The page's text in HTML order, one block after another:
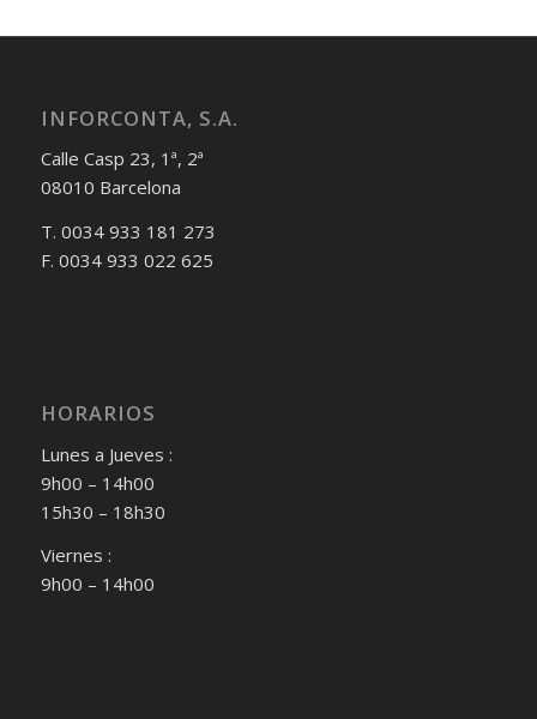
INFORCONTA, S.A.
Calle Casp 23, 1ª, 2ª
08010 Barcelona
T. 0034 933 181 273
F. 0034 933 022 625
HORARIOS
Lunes a Jueves :
9h00 – 14h00
15h30 – 18h30
Viernes :
9h00 – 14h00